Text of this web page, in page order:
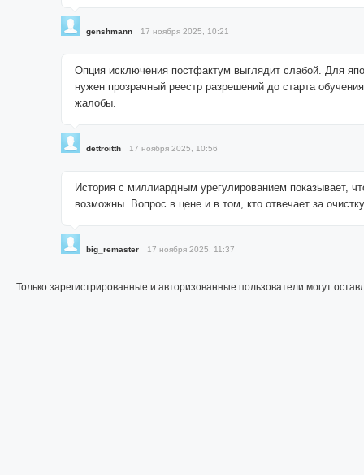
genshmann 17 ноября 2025, 10:21
Опция исключения постфактум выглядит слабой. Для
нужен прозрачный реестр разрешений до старта
жалобы.
dettroitth 17 ноября 2025, 10:56
История с миллиардным урегулированием показывает,
возможны. Вопрос в цене и в том, кто отвечает за
big_remaster 17 ноября 2025, 11:37
Только зарегистрированные и авторизованные пользователи могут